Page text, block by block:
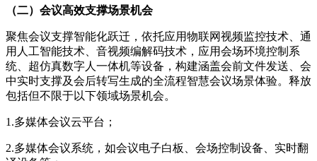
（二）会议高效支撑场景机会
聚焦会议支撑智能化跃迁，依托应用物联网视频监控技术、通
用人工智能技术、音视频编解码技术，应用会场环境控制系
统、超仿真数字人一体机等设备，构建涵盖会前文件发送、会
中实时支撑及会后转写生成的全流程智慧会议场景体验。释放
包括但不限于以下领域场景机会。
1.多媒体会议云平台；
2.多媒体会议系统，如会议电子白板、会场控制设备、实时翻